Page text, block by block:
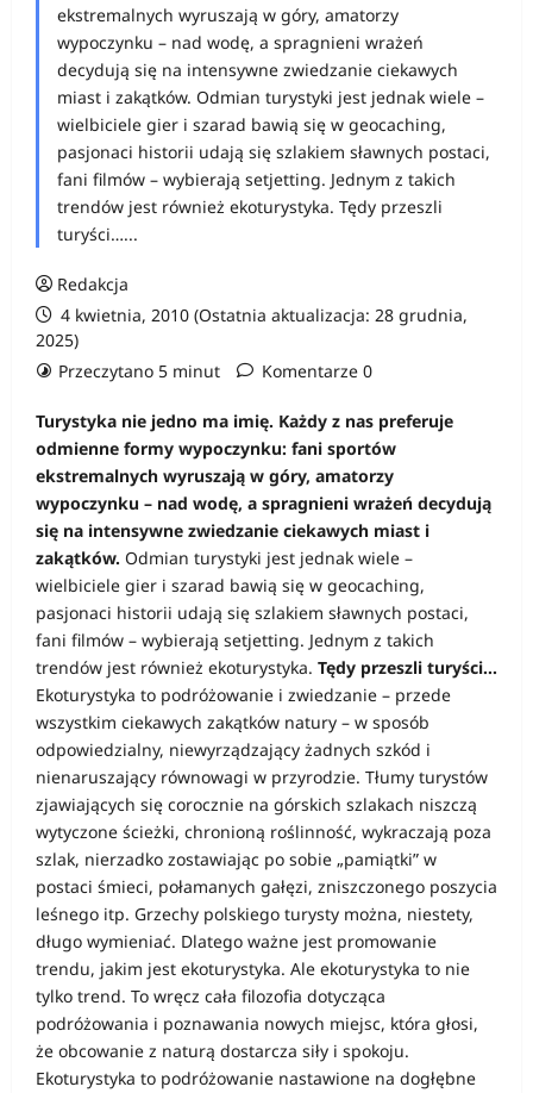
ekstremalnych wyruszają w góry, amatorzy
wypoczynku – nad wodę, a spragnieni wrażeń
decydują się na intensywne zwiedzanie ciekawych
miast i zakątków. Odmian turystyki jest jednak wiele –
wielbiciele gier i szarad bawią się w geocaching,
pasjonaci historii udają się szlakiem sławnych postaci,
fani filmów – wybierają setjetting. Jednym z takich
trendów jest również ekoturystyka. Tędy przeszli
turyści…...
Redakcja
4 kwietnia, 2010 (Ostatnia aktualizacja: 28 grudnia,
2025)
Przeczytano 5 minut
Komentarze 0
Turystyka nie jedno ma imię. Każdy z nas preferuje
odmienne formy wypoczynku: fani sportów
ekstremalnych wyruszają w góry, amatorzy
wypoczynku – nad wodę, a spragnieni wrażeń decydują
się na intensywne zwiedzanie ciekawych miast i
zakątków. Odmian turystyki jest jednak wiele –
wielbiciele gier i szarad bawią się w geocaching,
pasjonaci historii udają się szlakiem sławnych postaci,
fani filmów – wybierają setjetting. Jednym z takich
trendów jest również ekoturystyka. Tędy przeszli turyści…
Ekoturystyka to podróżowanie i zwiedzanie – przede
wszystkim ciekawych zakątków natury – w sposób
odpowiedzialny, niewyrządzający żadnych szkód i
nienaruszający równowagi w przyrodzie. Tłumy turystów
zjawiających się corocznie na górskich szlakach niszczą
wytyczone ścieżki, chronioną roślinność, wykraczają poza
szlak, nierzadko zostawiając po sobie „pamiątki” w
postaci śmieci, połamanych gałęzi, zniszczonego poszycia
leśnego itp. Grzechy polskiego turysty można, niestety,
długo wymieniać. Dlatego ważne jest promowanie
trendu, jakim jest ekoturystyka. Ale ekoturystyka to nie
tylko trend. To wręcz cała filozofia dotycząca
podróżowania i poznawania nowych miejsc, która głosi,
że obcowanie z naturą dostarcza siły i spokoju.
Ekoturystyka to podróżowanie nastawione na dogłębne